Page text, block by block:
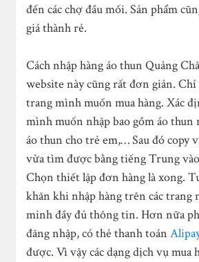
đến các chợ đầu mối. Sản phẩm
giá thành rẻ.
Cách nhập hàng áo thun Quảng
website này cũng rất đơn giản. Chỉ
trang mình muốn mua hàng. Xác
mình muốn nhập bao gồm áo thun
áo thun cho trẻ em,… Sau đó copy
vừa tìm được bằng tiếng Trung
Chọn thiết lập đơn hàng là xong.
khăn khi nhập hàng trên các trang
minh đầy đủ thông tin. Hơn nữa
đăng nhập, có thẻ thanh toán
được. Vì vậy các dạng dịch vụ mua